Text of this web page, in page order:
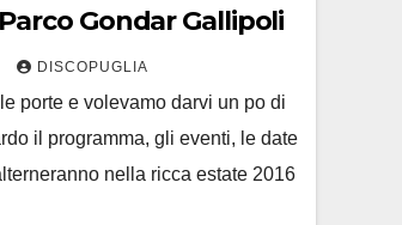
Gondar Gallipoli
DISCOPUGLIA
porte e volevamo darvi un po di
il programma, gli eventi, le date
nella ricca estate 2016